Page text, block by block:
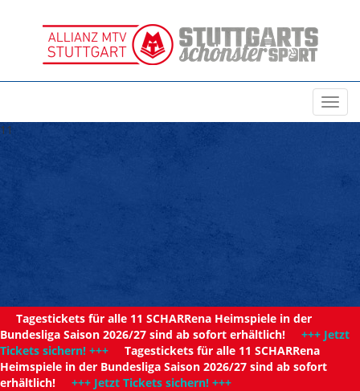
11
Tagestickets für alle 11 SCHARRena Heimspiele in der
Bundesliga Saison 2026/27 sind ab sofort erhältlich! +++ Jetzt
Tickets sichern! +++ Tagestickets für alle 11 SCHARRena
Heimspiele in der Bundesliga Saison 2026/27 sind ab sofort
erhältlich! +++ Jetzt Tickets sichern! +++